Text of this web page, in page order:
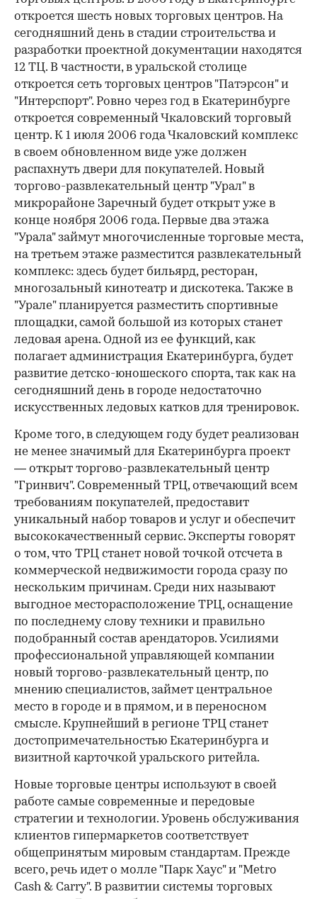
откроется шесть новых торговых центров. На
сегодняшний день в стадии строительства и
разработки проектной документации находятся
12 ТЦ. В частности, в уральской столице
откроется сеть торговых центров "Патэрсон" и
"Интерспорт". Ровно через год в Екатеринбурге
откроется современный Чкаловский торговый
центр. К 1 июля 2006 года Чкаловский комплекс
в своем обновленном виде уже должен
распахнуть двери для покупателей. Новый
торгово-развлекательный центр "Урал" в
микрорайоне Заречный будет открыт уже в
конце ноября 2006 года. Первые два этажа
"Урала" займут многочисленные торговые места,
на третьем этаже разместится развлекательный
комплекс: здесь будет бильярд, ресторан,
многозальный кинотеатр и дискотека. Также в
"Урале" планируется разместить спортивные
площадки, самой большой из которых станет
ледовая арена. Одной из ее функций, как
полагает администрация Екатеринбурга, будет
развитие детско-юношеского спорта, так как на
сегодняшний день в городе недостаточно
искусственных ледовых катков для тренировок.
Кроме того, в следующем году будет реализован
не менее значимый для Екатеринбурга проект
— открыт торгово-развлекательный центр
"Гринвич". Современный ТРЦ, отвечающий всем
требованиям покупателей, предоставит
уникальный набор товаров и услуг и обеспечит
высококачественный сервис. Эксперты говорят
о том, что ТРЦ станет новой точкой отсчета в
коммерческой недвижимости города сразу по
нескольким причинам. Среди них называют
выгодное месторасположение ТРЦ, оснащение
по последнему слову техники и правильно
подобранный состав арендаторов. Усилиями
профессиональной управляющей компании
новый торгово-развлекательный центр, по
мнению специалистов, займет центральное
место в городе и в прямом, и в переносном
смысле. Крупнейший в регионе ТРЦ станет
достопримечательностью Екатеринбурга и
визитной карточкой уральского ритейла.
Новые торговые центры используют в своей
работе самые современные и передовые
стратегии и технологии. Уровень обслуживания
клиентов гипермаркетов соответствует
общепринятым мировым стандартам. Прежде
всего, речь идет о молле "Парк Хаус" и "Metro
Cash & Carry". В развитии системы торговых